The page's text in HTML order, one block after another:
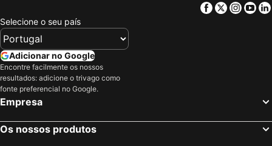
Facebook
Twitter
Selecione o seu país
Adicionar no Google
Encontre facilmente os nossos
resultados: adicione o trivago como
fonte preferencial no Google.
Empresa
Os nossos produtos